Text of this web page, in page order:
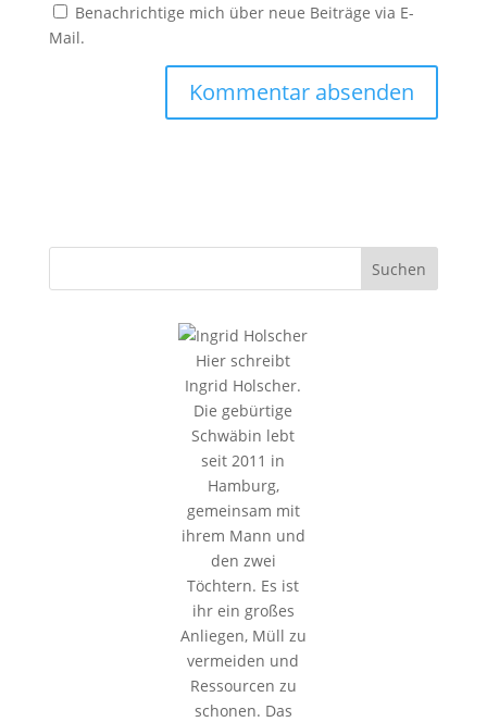
Benachrichtige mich über neue Beiträge via E-
Mail.
Hier schreibt
Ingrid Holscher.
Die gebürtige
Schwäbin lebt
seit 2011 in
Hamburg,
gemeinsam mit
ihrem Mann und
den zwei
Töchtern. Es ist
ihr ein großes
Anliegen, Müll zu
vermeiden und
Ressourcen zu
schonen. Das